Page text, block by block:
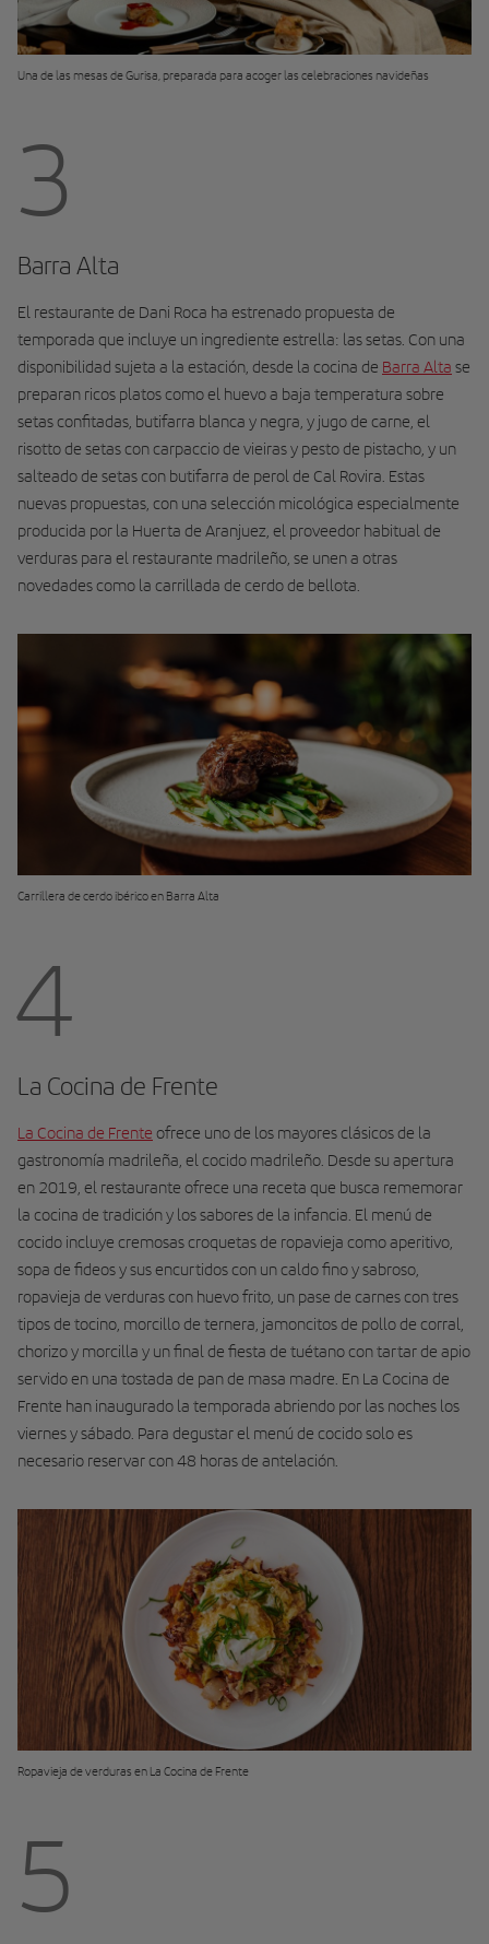
Una de las mesas de Gurisa, preparada para acoger las celebraciones navideñas
3
Barra Alta
El restaurante de Dani Roca ha estrenado propuesta de
temporada que incluye un ingrediente estrella: las setas. Con una
disponibilidad sujeta a la estación, desde la cocina de Barra Alta se
preparan ricos platos como el huevo a baja temperatura sobre
setas confitadas, butifarra blanca y negra, y jugo de carne, el
risotto de setas con carpaccio de vieiras y pesto de pistacho, y un
salteado de setas con butifarra de perol de Cal Rovira. Estas
nuevas propuestas, con una selección micológica especialmente
producida por la Huerta de Aranjuez, el proveedor habitual de
verduras para el restaurante madrileño, se unen a otras
novedades como la carrillada de cerdo de bellota.
Carrillera de cerdo ibérico en Barra Alta
4
La Cocina de Frente
La Cocina de Frente ofrece uno de los mayores clásicos de la
gastronomía madrileña, el cocido madrileño. Desde su apertura
en 2019, el restaurante ofrece una receta que busca rememorar
la cocina de tradición y los sabores de la infancia. El menú de
cocido incluye cremosas croquetas de ropavieja como aperitivo,
sopa de fideos y sus encurtidos con un caldo fino y sabroso,
ropavieja de verduras con huevo frito, un pase de carnes con tres
tipos de tocino, morcillo de ternera, jamoncitos de pollo de corral,
chorizo y morcilla y un final de fiesta de tuétano con tartar de apio
servido en una tostada de pan de masa madre. En La Cocina de
Frente han inaugurado la temporada abriendo por las noches los
viernes y sábado. Para degustar el menú de cocido solo es
necesario reservar con 48 horas de antelación.
Ropavieja de verduras en La Cocina de Frente
5